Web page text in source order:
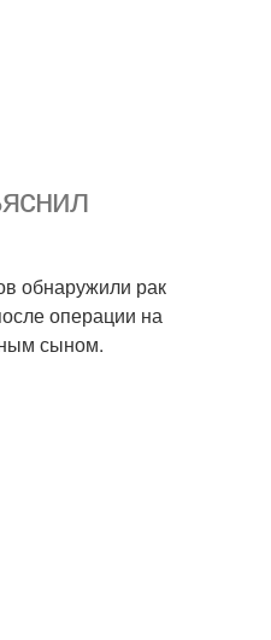
обнаружили рак
операции на
сыном.